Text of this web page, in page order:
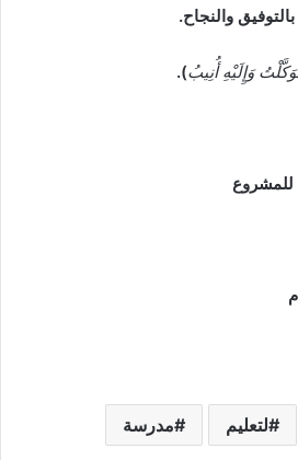
والنجاح.
وَإِلَيْهِ أُنِيبُ).
للمشروع
م
لتعليم مدرسة